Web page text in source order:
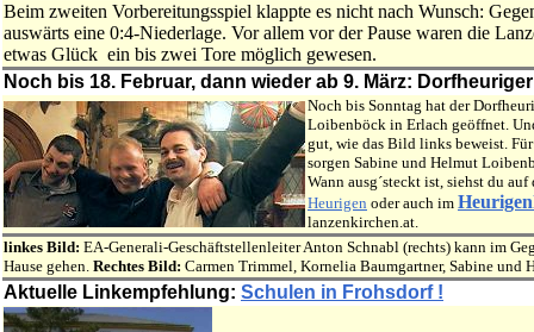
Beim zweiten Vorbereitungsspiel klappte es nicht nach Wunsch:
auswärts eine 0:4-Niederlage. Vor allem vor der Pause waren die
etwas Glück ein bis zwei Tore möglich gewesen.
Noch bis 18. Februar, dann wieder ab 9. März:
Noch bis Sonntag hat der
Loibenböck in Erlach geöffnet.
gut, wie das Bild links beweist.
sorgen Sabine und Helmut
Wann ausg´steckt ist, siehst du auf
Heurigen oder auch im
lanzenkirchen.at.
linkes Bild: EA-Generali-Geschäftstellenleiter Anton Schnabl (rechts) kann im
Hause gehen. Rechtes Bild: Carmen Trimmel, Kornelia Baumgartner, Sabine und
Aktuelle Linkempfehlung: Schulen in Frohsdorf !